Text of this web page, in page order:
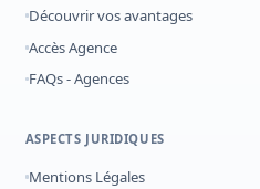
Découvrir vos avantages
Accès Agence
FAQs - Agences
ASPECTS JURIDIQUES
Mentions Légales